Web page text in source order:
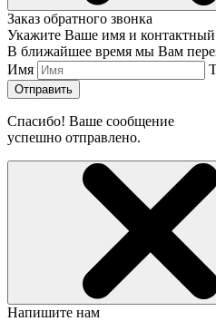
Заказ обратного звонка
Укажите Ваше имя и контактный
В ближайшее время мы Вам
Имя
Отправить
Спасибо! Ваше сообщение
успешно отправлено.
Напишите нам